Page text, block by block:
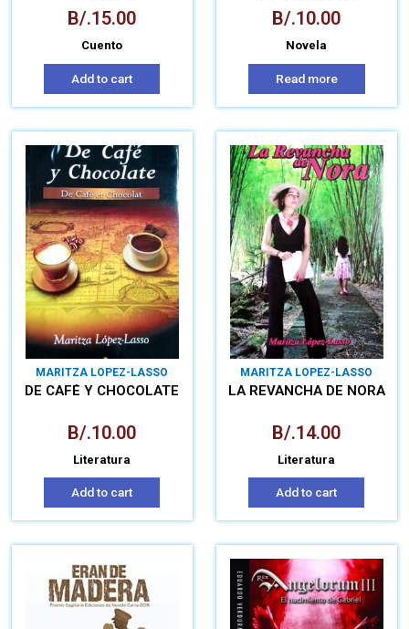
B/.15.00
Cuento
Add to cart
B/.10.00
Novela
Read more
MARITZA LOPEZ-LASSO
DE CAFÉ Y CHOCOLATE
B/.10.00
Literatura
Add to cart
MARITZA LOPEZ-LASSO
LA REVANCHA DE NORA
B/.14.00
Literatura
Add to cart